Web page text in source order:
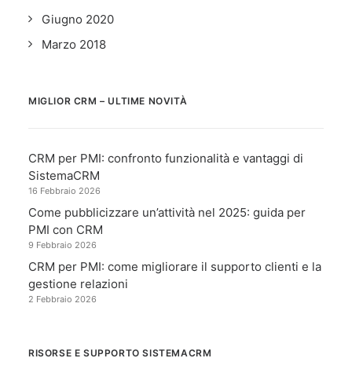
Giugno 2020
Marzo 2018
MIGLIOR CRM – ULTIME NOVITÀ
CRM per PMI: confronto funzionalità e vantaggi di
SistemaCRM
16 Febbraio 2026
Come pubblicizzare un’attività nel 2025: guida per
PMI con CRM
9 Febbraio 2026
CRM per PMI: come migliorare il supporto clienti e la
gestione relazioni
2 Febbraio 2026
RISORSE E SUPPORTO SISTEMACRM